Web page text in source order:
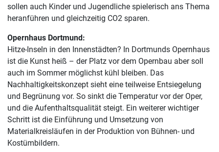
sollen auch Kinder und Jugendliche spielerisch ans Thema
heranführen und gleichzeitig CO2 sparen.
Opernhaus Dortmund:
Hitze-Inseln in den Innenstädten? In Dortmunds Opernhaus
ist die Kunst heiß – der Platz vor dem Opernbau aber soll
auch im Sommer möglichst kühl bleiben. Das
Nachhaltigkeitskonzept sieht eine teilweise Entsiegelung
und Begrünung vor. So sinkt die Temperatur vor der Oper,
und die Aufenthaltsqualität steigt. Ein weiterer wichtiger
Schritt ist die Einführung und Umsetzung von
Materialkreisläufen in der Produktion von Bühnen- und
Kostümbildern.